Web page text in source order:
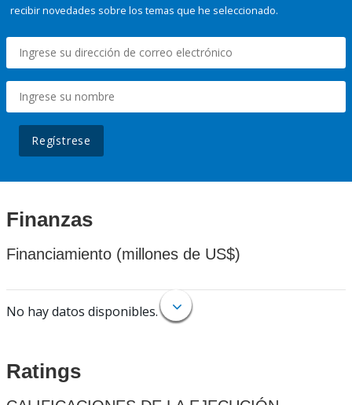
recibir novedades sobre los temas que he seleccionado.
Regístrese
Finanzas
Financiamiento (millones de US$)
No hay datos disponibles.
Ratings